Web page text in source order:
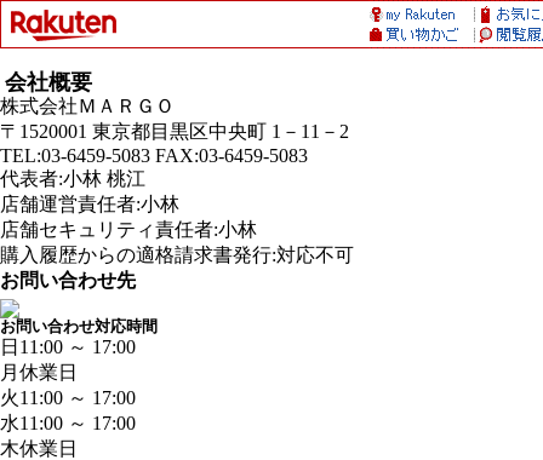
会社概要
株式会社ＭＡＲＧＯ
〒1520001 東京都目黒区中央町 1－11－2
TEL:03-6459-5083 FAX:03-6459-5083
代表者:小林 桃江
店舗運営責任者:小林
店舗セキュリティ責任者:小林
購入履歴からの適格請求書発行:対応不可
お問い合わせ先
お問い合わせ対応時間
日 11:00 ～ 17:00
月 休業日
火11:00 ～ 17:00
水11:00 ～ 17:00
木休業日